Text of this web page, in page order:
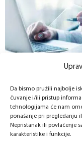
Da bismo pružili najbolje
čuvanje i/ili pristup
tehnologijama će nam
ponašanje pri pregledanju
Nepristanak ili povlačenje
karakteristike i funkcije.
Refinansiranje